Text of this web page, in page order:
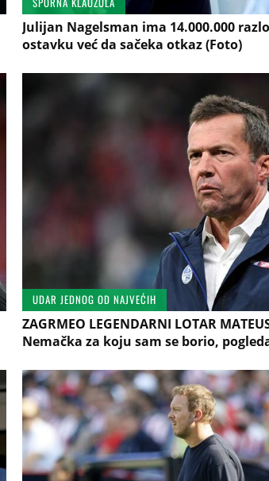
Julijan Nagelsman ima 14.000.000
ostavku već da sačeka otkaz (Foto)
UDAR JEDNOG OD NAJVEĆIH
ZAGRMEO LEGENDARNI LOTAR
Nemačka za koju sam se borio,